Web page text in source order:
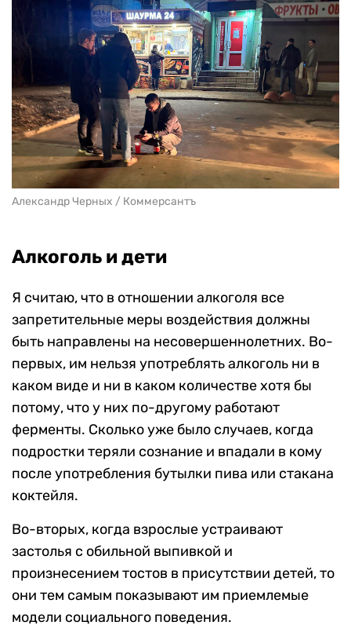
Александр Черных / Коммерсантъ
Алкоголь и дети
Я считаю, что в отношении алкоголя все
запретительные меры воздействия должны
быть направлены на несовершеннолетних. Во-
первых, им нельзя употреблять алкоголь ни в
каком виде и ни в каком количестве хотя бы
потому, что у них по-другому работают
ферменты. Сколько уже было случаев, когда
подростки теряли сознание и впадали в кому
после употребления бутылки пива или стакана
коктейля.
Во-вторых, когда взрослые устраивают
застолья с обильной выпивкой и
произнесением тостов в присутствии детей, то
они тем самым показывают им приемлемые
модели социального поведения.